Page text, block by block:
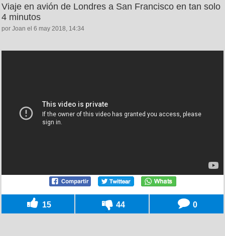
Viaje en avión de Londres a San Francisco en tan solo
4 minutos
por Joan el 6 may 2018, 14:34
15 44 0